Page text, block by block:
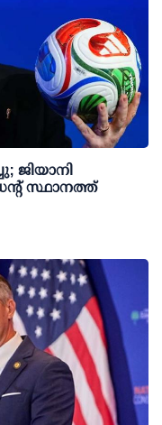
ജിയാനി